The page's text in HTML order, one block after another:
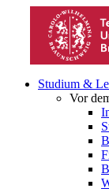
Studium &
Vor